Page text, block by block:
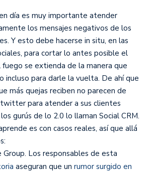
día es muy importante atender
los mensajes negativos de los
Y esto debe hacerse in situ, en las
para cortar lo antes posible el
se extienda de la manera que
incluso para darle la vuelta. De ahí que
más quejas reciben no parecen de
para atender a sus clientes
gurús de lo 2.0 lo llaman Social CRM.
es con casos reales, así que allá
Los responsables de esta
aseguran que un rumor surgido en